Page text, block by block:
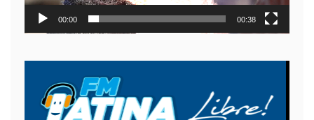
00:00 00:38